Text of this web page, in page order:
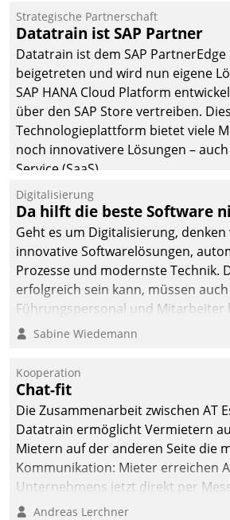
Einsparungen durch optimierte
Prozesse. Doch man darf nicht zu
mit der Einführung einer neuen
getan. Die Digitalisierung erfordert
die Bereitschaft, sich zu
und zu verändern.
Strategische Partnerschaft
Datatrain ist SAP Partner
Datatrain ist dem SAP
beigetreten und wird nun eigene
SAP HANA Cloud Platform
über den SAP Store vertreiben.
Technologieplattform bietet viele
noch innovativere Lösungen –
Service (SaaS).
Digitalisierung
Da hilft die beste Software
Geht es um Digitalisierung, denken
innovative Softwarelösungen,
Prozesse und modernste Technik.
erfolgreich sein kann, müssen auch
Führungspersonal und Mitarbeiter
verändern und anzupassen, sonst
Sabine Wiedemann
Kooperation
Chat-fit
Die Zusammenarbeit zwischen AT
Datatrain ermöglicht Vermietern
Mietern auf der anderen Seite die
Kommunikation: Mieter erreichen
Unternehmens jetzt direkt per
Mitarbeiter oder Dienstleister
Andreas Lerchner